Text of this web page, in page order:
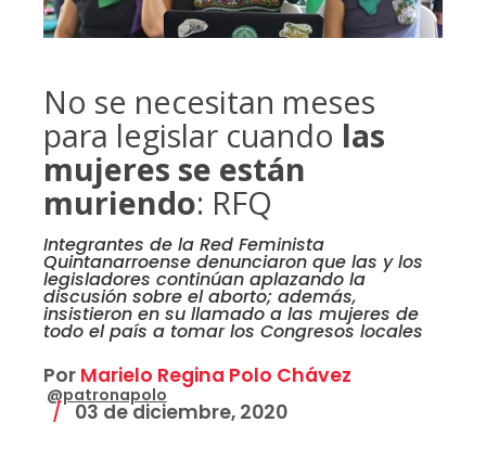
No se necesitan meses
para legislar cuando las
mujeres se están
muriendo: RFQ
Integrantes de la Red Feminista
Quintanarroense denunciaron que las y los
legisladores continúan aplazando la
discusión sobre el aborto; además,
insistieron en su llamado a las mujeres de
todo el país a tomar los Congresos locales
Por Marielo Regina Polo Chávez
@patronapolo
03 de diciembre, 2020